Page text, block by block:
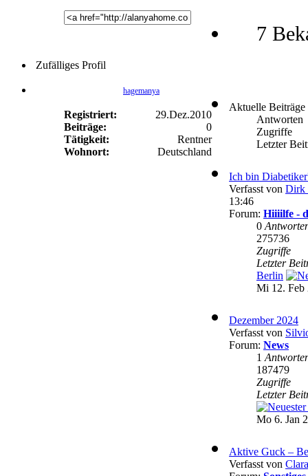
Zufälliges Profil
hagemanya
Registriert:
29.Dez.2010
Beiträge:
0
Tätigkeit:
Rentner
Wohnort:
Deutschland
7
Aktuelle Beiträge
Antworten
Zugriffe
Letzter
Ich bin
Verfasst von Dirk
13:46
Forum: Hiiiilfe -
0
275736
Zugriffe
Letzter
Berlin
Mi 12. Feb
Dezember 2024
Verfasst von
Forum: News
1
187479
Zugriffe
Letzter
Mo 6. Jan
Aktive Guck –
Verfasst von Clara